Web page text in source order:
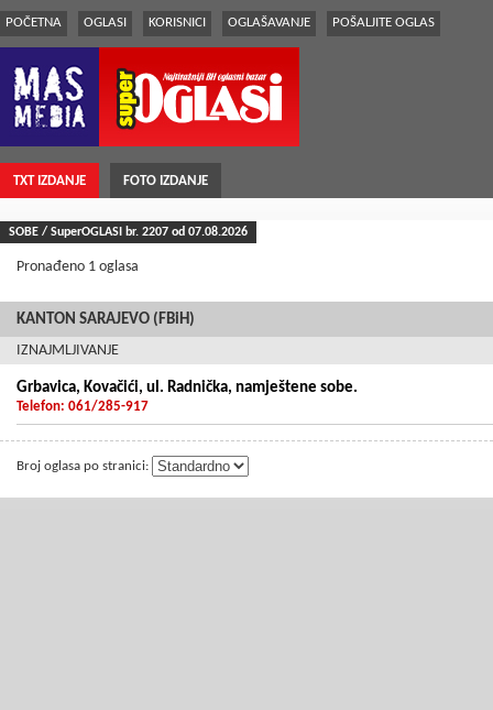
POČETNA OGLASI KORISNICI OGLAŠAVANJE POŠALJITE OGLAS
TXT IZDANJE FOTO IZDANJE
SOBE / SuperOGLASI br. 2207 od 07.08.2026
Pronađeno 1 oglasa
KANTON SARAJEVO (FBiH)
IZNAJMLJIVANJE
Grbavica, Kovačići, ul. Radnička, namještene sobe.
Telefon: 061/285-917
Broj oglasa po stranici: